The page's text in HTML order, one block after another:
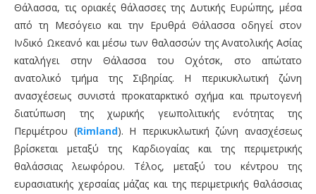
Θάλασσα, τις οριακές θάλασσες της Δυτικής Ευρώπης, μέσα
από τη Μεσόγειο και την Ερυθρά Θάλασσα οδηγεί στον
Ινδικό Ωκεανό και μέσω των θαλασσών της Ανατολικής Ασίας
καταλήγει στην Θάλασσα του Οχότσκ, στο απώτατο
ανατολικό τμήμα της Σιβηρίας. Η περικυκλωτική ζώνη
ανασχέσεως συνιστά προκαταρκτικό σχήμα και πρωτογενή
διατύπωση της χωρικής γεωπολιτικής ενότητας της
Περιμέτρου (Rimland). Η περικυκλωτική ζώνη ανασχέσεως
βρίσκεται μεταξύ της Καρδιογαίας και της περιμετρικής
θαλάσσιας λεωφόρου. Τέλος, μεταξύ του κέντρου της
ευρασιατικής χερσαίας μάζας και της περιμετρικής θαλάσσιας